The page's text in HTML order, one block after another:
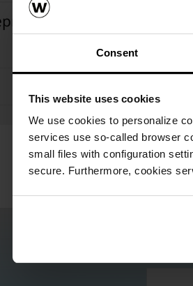
Consent
This website uses cookies
We use cookies to personalize
services use so-called browser
small files with configuration
secure. Furthermore, cookies
Димензии (ДxШxВ)